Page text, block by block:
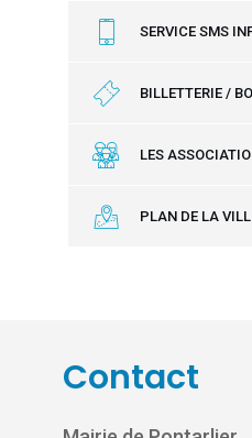
SERVICE SMS
BILLETTERIE /
LES
PLAN DE LA
Contact